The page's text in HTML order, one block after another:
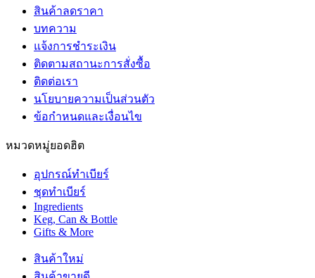
สินค้าลดราคา
บทความ
แจ้งการชำระเงิน
ติดตามสถานะการสั่งซื้อ
ติดต่อเรา
นโยบายความเป็นส่วนตัว
ข้อกำหนดและเงื่อนไข
หมวดหมู่ยอดฮิต
อุปกรณ์ทำเบียร์
ชุดทำเบียร์
Ingredients
Keg, Can & Bottle
Gifts & More
สินค้าใหม่